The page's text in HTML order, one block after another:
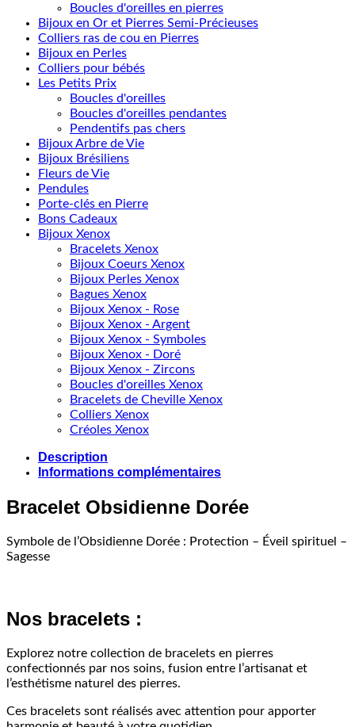
Boucles d'oreilles en pierres
Bijoux en Or et Pierres Semi-Précieuses
Colliers ras de cou en Pierres
Bijoux en Perles
Colliers pour bébés
Les Petits Prix
Boucles d'oreilles
Boucles d'oreilles pendantes
Pendentifs pas chers
Bijoux Arbre de Vie
Bijoux Brésiliens
Fleurs de Vie
Pendules
Porte-clés en Pierre
Bons Cadeaux
Bijoux Xenox
Bracelets Xenox
Bijoux Coeurs Xenox
Bijoux Perles Xenox
Bagues Xenox
Bijoux Xenox - Rose
Bijoux Xenox - Argent
Bijoux Xenox - Symboles
Bijoux Xenox - Doré
Bijoux Xenox - Zircons
Boucles d'oreilles Xenox
Bracelets de Cheville Xenox
Colliers Xenox
Créoles Xenox
Description
Informations complémentaires
Bracelet Obsidienne Dorée
Symbole de l’Obsidienne Dorée : Protection – Éveil spirituel –
Sagesse
Nos bracelets :
Explorez notre collection de bracelets en pierres
confectionnés par nos soins, fusion entre l’artisanat et
l’esthétisme naturel des pierres.
Ces bracelets sont réalisés avec attention pour apporter